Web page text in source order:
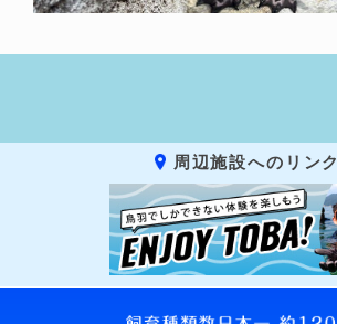
周辺施設へのリンク